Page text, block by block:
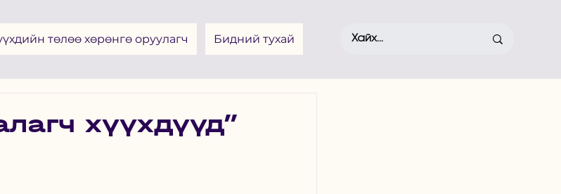
төлөө хөрөнгө оруулагч Бидний тухай
хүүхдүүд”